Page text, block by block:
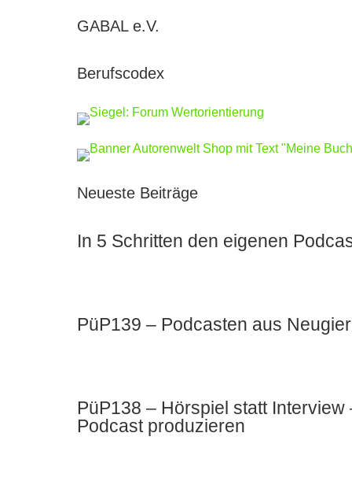
GABAL e.V.
Berufscodex
Neueste Beiträge
In 5 Schritten den eigenen
PüP139 – Podcasten aus
PüP138 – Hörspiel statt
Podcast produzieren